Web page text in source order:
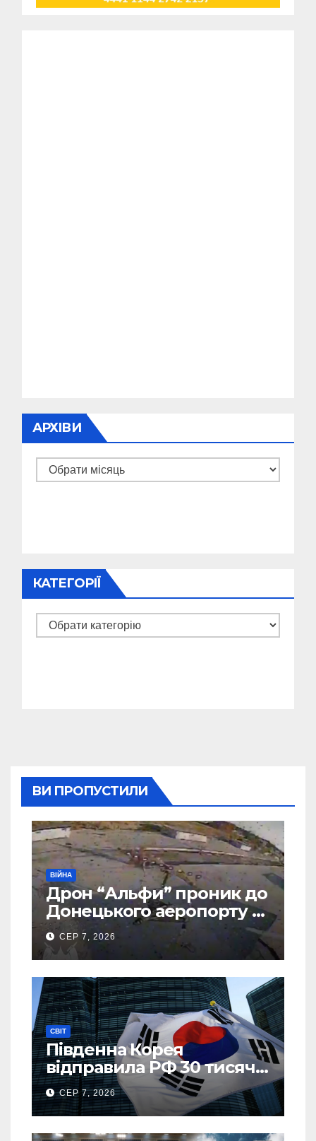
АРХІВИ
Архіви
КАТЕГОРІЇ
Категорії
ВИ ПРОПУСТИЛИ
ВІЙНА
Дрон “Альфи” проник до
Донецького аеропорту та
спалив “Шахед” ще до
запуску
СЕР 7, 2026
СВІТ
Південна Корея
відправила РФ 30 тисяч
тонн авіапалива
СЕР 7, 2026